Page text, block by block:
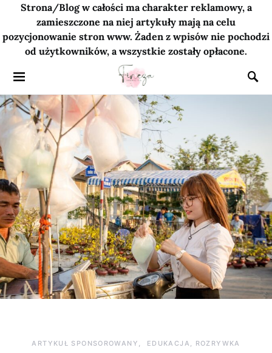
Strona/Blog w całości ma charakter reklamowy, a
zamieszczone na niej artykuły mają na celu
pozycjonowanie stron www. Żaden z wpisów nie pochodzi
od użytkowników, a wszystkie zostały opłacone.
ARTYKUŁ SPONSOROWANY EDUKACJA, ROZRYWKA